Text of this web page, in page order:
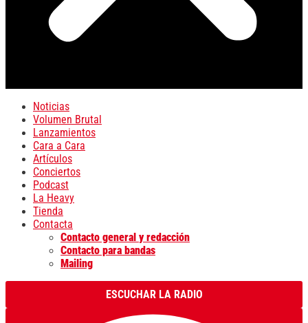
Noticias
Volumen Brutal
Lanzamientos
Cara a Cara
Artículos
Conciertos
Podcast
La Heavy
Tienda
Contacta
Contacto general y redacción
Contacto para bandas
Mailing
ESCUCHAR LA RADIO